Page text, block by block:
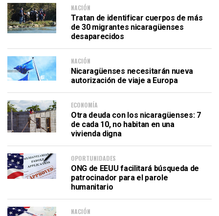
NACIÓN
Tratan de identificar cuerpos de más
de 30 migrantes nicaragüenses
desaparecidos
NACIÓN
Nicaragüenses necesitarán nueva
autorización de viaje a Europa
ECONOMÍA
Otra deuda con los nicaragüenses: 7
de cada 10, no habitan en una
vivienda digna
OPORTUNIDADES
ONG de EEUU facilitará búsqueda de
patrocinador para el parole
humanitario
NACIÓN